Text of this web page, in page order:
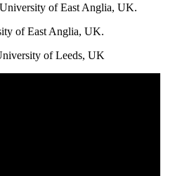
of East Anglia, UK.
of East Anglia, UK.
of Leeds, UK